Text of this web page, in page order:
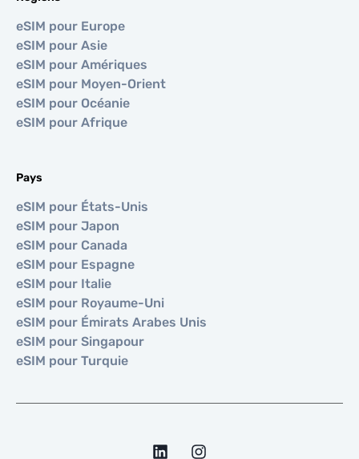
eSIM pour Europe
eSIM pour Asie
eSIM pour Amériques
eSIM pour Moyen-Orient
eSIM pour Océanie
eSIM pour Afrique
Pays
eSIM pour États-Unis
eSIM pour Japon
eSIM pour Canada
eSIM pour Espagne
eSIM pour Italie
eSIM pour Royaume-Uni
eSIM pour Émirats Arabes Unis
eSIM pour Singapour
eSIM pour Turquie